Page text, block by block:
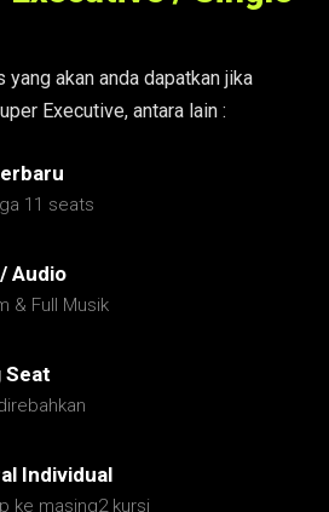
akan anda dapatkan jika
Executive, antara lain :
11 seats
Audio
& Full Musik
Seat
Individual
ke masing2 kursi